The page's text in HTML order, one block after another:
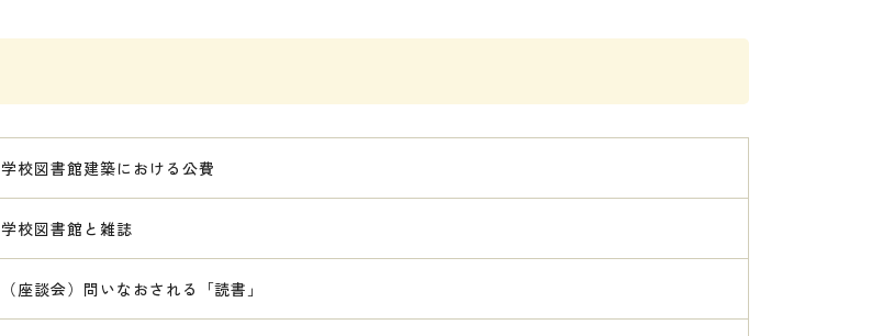
学校図書館建築における公費
学校図書館と雑誌
（座談会）問いなおされる「読書」